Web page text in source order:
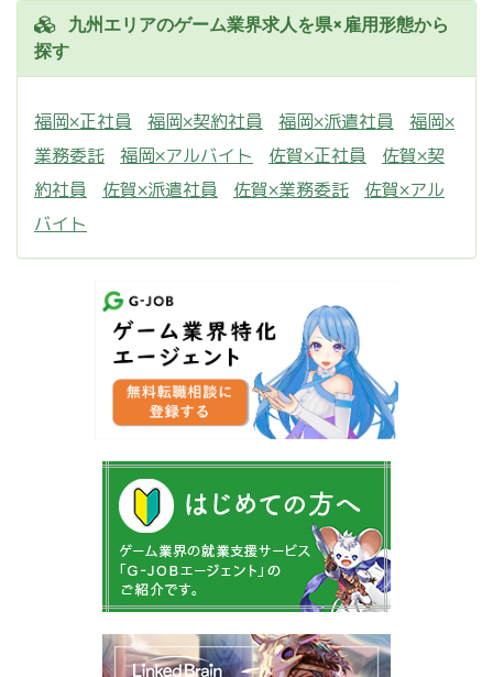
九州エリアのゲーム業界求人を県×雇用形態から
探す
福岡×正社員 福岡×契約社員 福岡×派遣社員
福岡×
業務委託
福岡×アルバイト 佐賀×正社員
佐賀×契
約社員
佐賀×派遣社員 佐賀×業務委託
佐賀×アル
バイト